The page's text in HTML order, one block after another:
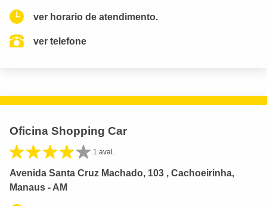
ver horario de atendimento.
ver telefone
Oficina Shopping Car
1 aval.
Avenida Santa Cruz Machado, 103 , Cachoeirinha,
Manaus - AM